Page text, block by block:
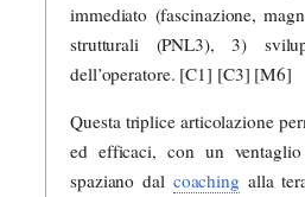
immediato (fascinazione,
strutturali (PNL3), 3)
dell’operatore. [C1] [C3] [M6]
Questa triplice articolazione
ed efficaci, con un
spaziano dal coaching alla